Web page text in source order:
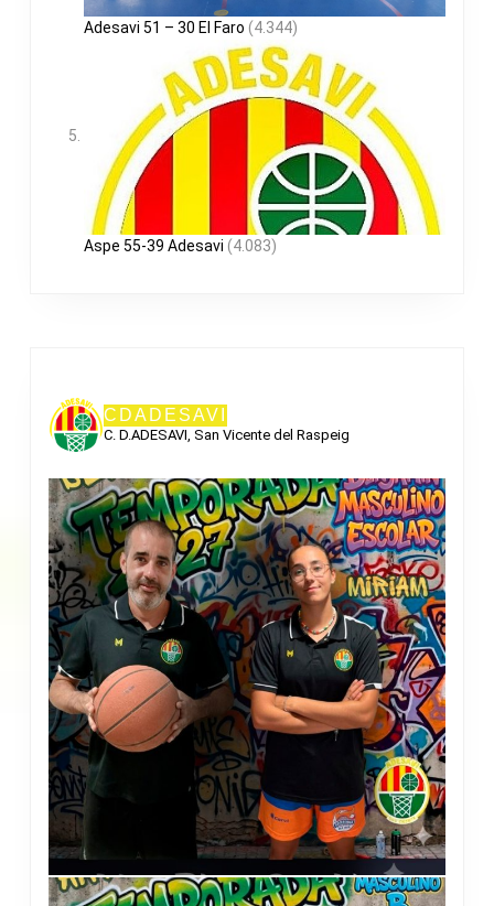
Adesavi 51 – 30 El Faro (4.344)
Aspe 55-39 Adesavi (4.083)
CDADESAVI
C. D.ADESAVI, San Vicente del Raspeig